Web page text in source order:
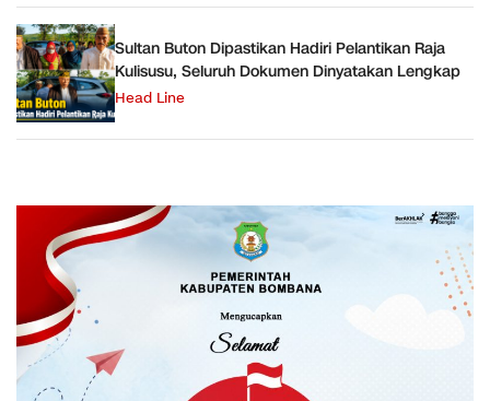
Sultan Buton Dipastikan Hadiri Pelantikan Raja
Kulisusu, Seluruh Dokumen Dinyatakan Lengkap
Head Line